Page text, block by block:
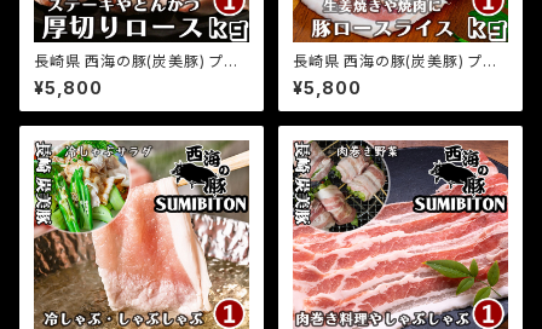
長崎県 西海の豚(炭美豚) プレ
ミアムポーク とんかつ ステーキ
用ロース肉 1kg(500g×2パッ
ク) 国産豚 ブランド豚 銘柄豚
ステーキ 豚ロース お取り寄せ
グルメ ふるさとの味
¥5,800
長崎県 西海の豚(炭美豚) プレ
ミアムポーク 生姜焼き用ロース
肉 1kg(500g×2パック) 国産豚
ブランド豚 銘柄豚 豚肉 小分け
お取り寄せグルメ ふるさとの味
¥5,800